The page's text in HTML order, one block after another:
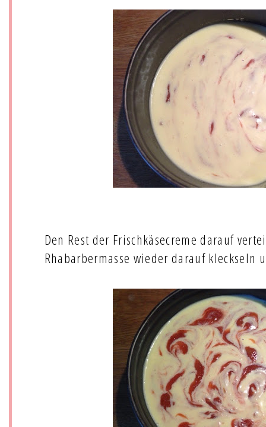
Den Rest der Frischkäsecreme darauf
Rhabarbermasse wieder darauf kleckseln